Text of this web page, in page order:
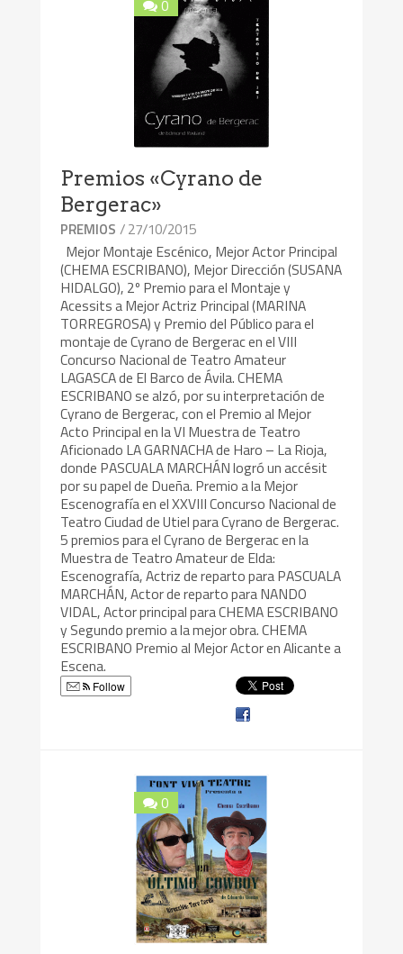
0
Premios «Cyrano de
Bergerac»
PREMIOS / 27/10/2015
Mejor Montaje Escénico, Mejor Actor Principal
(CHEMA ESCRIBANO), Mejor Dirección (SUSANA
HIDALGO), 2º Premio para el Montaje y
Acessits a Mejor Actriz Principal (MARINA
TORREGROSA) y Premio del Público para el
montaje de Cyrano de Bergerac en el VIII
Concurso Nacional de Teatro Amateur
LAGASCA de El Barco de Ávila. CHEMA
ESCRIBANO se alzó, por su interpretación de
Cyrano de Bergerac, con el Premio al Mejor
Acto Principal en la VI Muestra de Teatro
Aficionado LA GARNACHA de Haro – La Rioja,
donde PASCUALA MARCHÁN logró un accésit
por su papel de Dueña. Premio a la Mejor
Escenografía en el XXVIII Concurso Nacional de
Teatro Ciudad de Utiel para Cyrano de Bergerac.
5 premios para el Cyrano de Bergerac en la
Muestra de Teatro Amateur de Elda:
Escenografía, Actriz de reparto para PASCUALA
MARCHÁN, Actor de reparto para NANDO
VIDAL, Actor principal para CHEMA ESCRIBANO
y Segundo premio a la mejor obra. CHEMA
ESCRIBANO Premio al Mejor Actor en Alicante a
Escena.
Follow
0